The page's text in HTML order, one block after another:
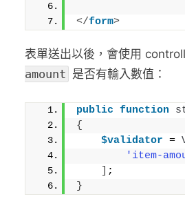
</form>
表單送出以後，會使用
amount 是否有輸入數值：
public function
{
$validator =
'item-
;
}